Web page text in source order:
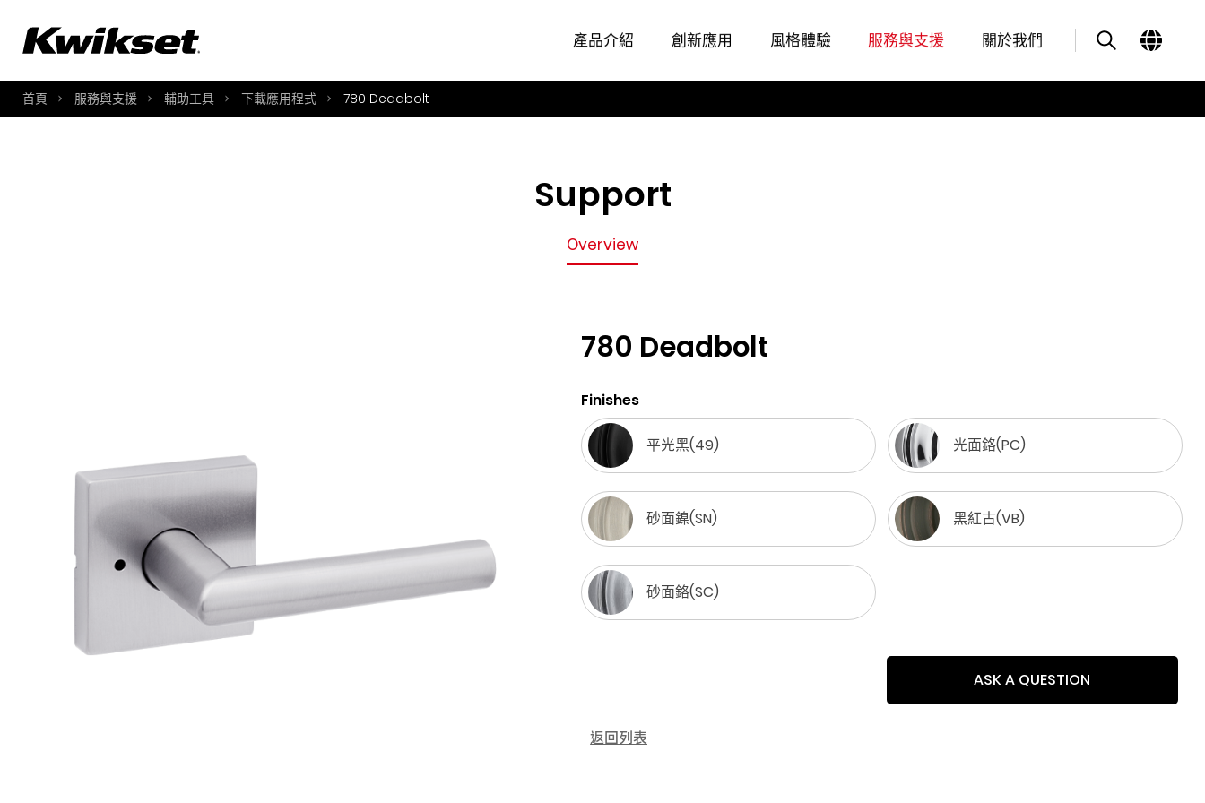
S
S
產品介紹 創新應用 風格體驗 服務與支援 關於我們
首頁 服務與支援 輔助工具 下載應用程式 780 Deadbolt
Support
Overview
780 Deadbolt
Finishes
平光黑(49) 光面鉻(PC)
砂面鎳(SN) 黑紅古(VB)
砂面鉻(SC)
ASK A QUESTION
返回列表